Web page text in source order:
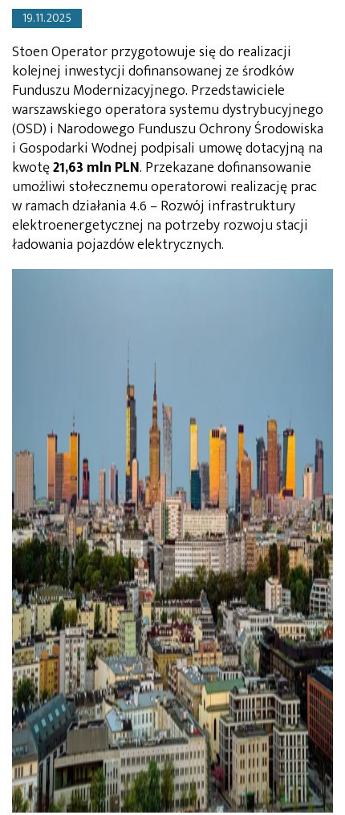
19.11.2025
Stoen Operator przygotowuje się do realizacji
kolejnej inwestycji dofinansowanej ze środków
Funduszu Modernizacyjnego. Przedstawiciele
warszawskiego operatora systemu dystrybucyjnego
(OSD) i Narodowego Funduszu Ochrony Środowiska
i Gospodarki Wodnej podpisali umowę dotacyjną na
kwotę21,63 mln PLN. Przekazane dofinansowanie
umożliwi stołecznemu operatorowi realizację prac
w ramach działania 4.6 – Rozwój infrastruktury
elektroenergetycznej na potrzeby rozwoju stacji
ładowania pojazdów elektrycznych.